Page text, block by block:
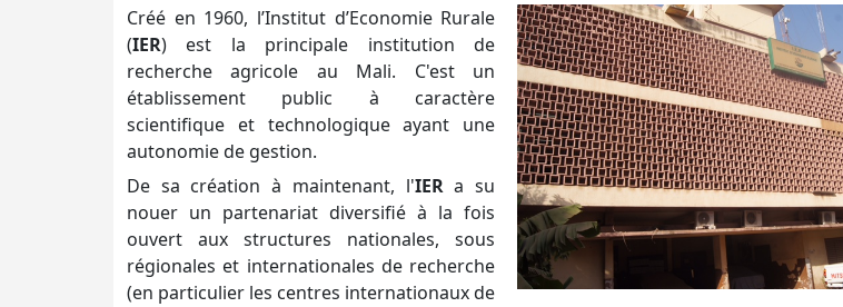
Créé en 1960, l’Institut d’Economie Rurale
(IER) est la principale institution de
recherche agricole au Mali. C'est un
établissement public à caractère
scientifique et technologique ayant une
autonomie de gestion.
De sa création à maintenant, l'IERa su
nouer un partenariat diversifié à la fois
ouvert aux structures nationales, sous
régionales et internationales de recherche
(en particulier les centres internationaux de